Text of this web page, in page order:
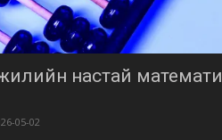
настай
05-02